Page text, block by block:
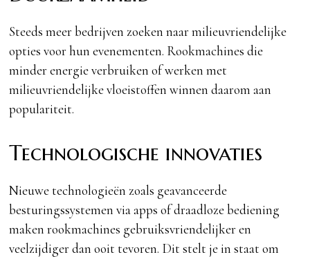
Steeds meer bedrijven zoeken naar milieuvriendelijke
opties voor hun evenementen. Rookmachines die
minder energie verbruiken of werken met
milieuvriendelijke vloeistoffen winnen daarom aan
populariteit.
Technologische innovaties
Nieuwe technologieën zoals geavanceerde
besturingssystemen via apps of draadloze bediening
maken rookmachines gebruiksvriendelijker en
veelzijdiger dan ooit tevoren. Dit stelt je in staat om